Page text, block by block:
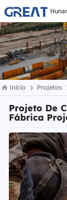
Início Projetos
Projeto De
Fábrica